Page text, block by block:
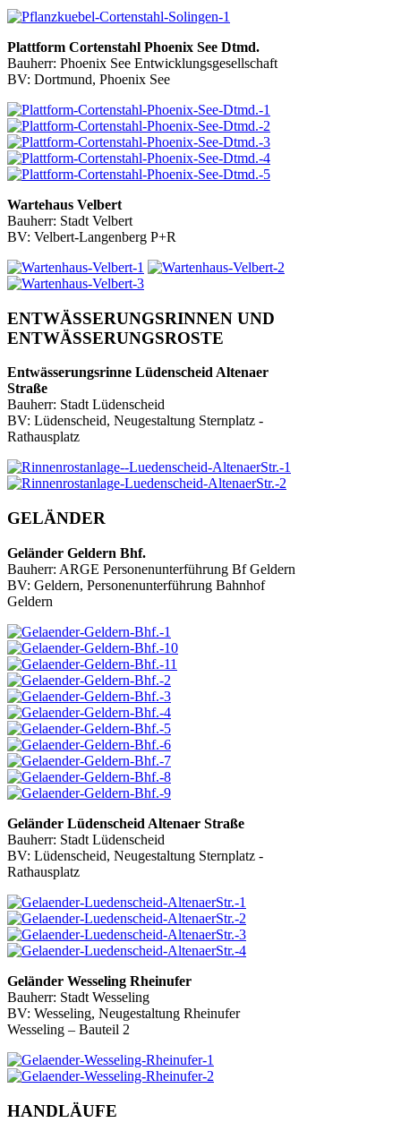
Plattform Cortenstahl Phoenix See Dtmd.
Bauherr: Phoenix See Entwicklungsgesellschaft
BV: Dortmund, Phoenix See
Wartehaus Velbert
Bauherr: Stadt Velbert
BV: Velbert-Langenberg P+R
ENTWÄSSERUNGSRINNEN UND
ENTWÄSSERUNGSROSTE
Entwässerungsrinne Lüdenscheid Altenaer
Straße
Bauherr: Stadt Lüdenscheid
BV: Lüdenscheid, Neugestaltung Sternplatz -
Rathausplatz
GELÄNDER
Geländer Geldern Bhf.
Bauherr: ARGE Personenunterführung Bf Geldern
BV: Geldern, Personenunterführung Bahnhof
Geldern
Geländer Lüdenscheid Altenaer Straße
Bauherr: Stadt Lüdenscheid
BV: Lüdenscheid, Neugestaltung Sternplatz -
Rathausplatz
Geländer Wesseling Rheinufer
Bauherr: Stadt Wesseling
BV: Wesseling, Neugestaltung Rheinufer
Wesseling – Bauteil 2
HANDLÄUFE